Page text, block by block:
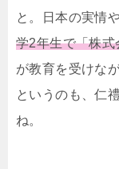
と。日本の実情
学2年生で「株
が教育を受けな
というのも、仁
ね。